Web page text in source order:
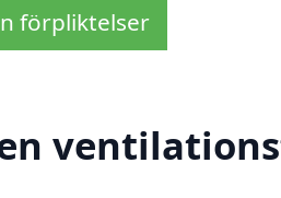
förpliktelser